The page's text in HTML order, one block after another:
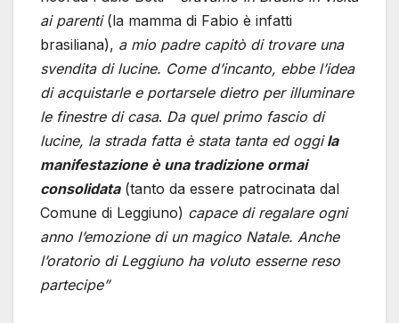
ai parenti (la mamma di Fabio è infatti
brasiliana), a mio padre capitò di trovare una
svendita di lucine. Come d’incanto, ebbe l’idea
di acquistarle e portarsele dietro per illuminare
le finestre di casa. Da quel primo fascio di
lucine, la strada fatta è stata tanta ed oggila
manifestazione è una tradizione ormai
consolidata(tanto da essere patrocinata dal
Comune di Leggiuno) capace di regalare ogni
anno l’emozione di un magico Natale. Anche
l’oratorio di Leggiuno ha voluto esserne reso
partecipe”